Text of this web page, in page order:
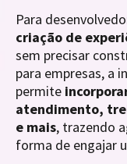
Para
criação de
sem precisar
para empresas, a
permite
atendimento,
e mais, trazendo
forma de engajar